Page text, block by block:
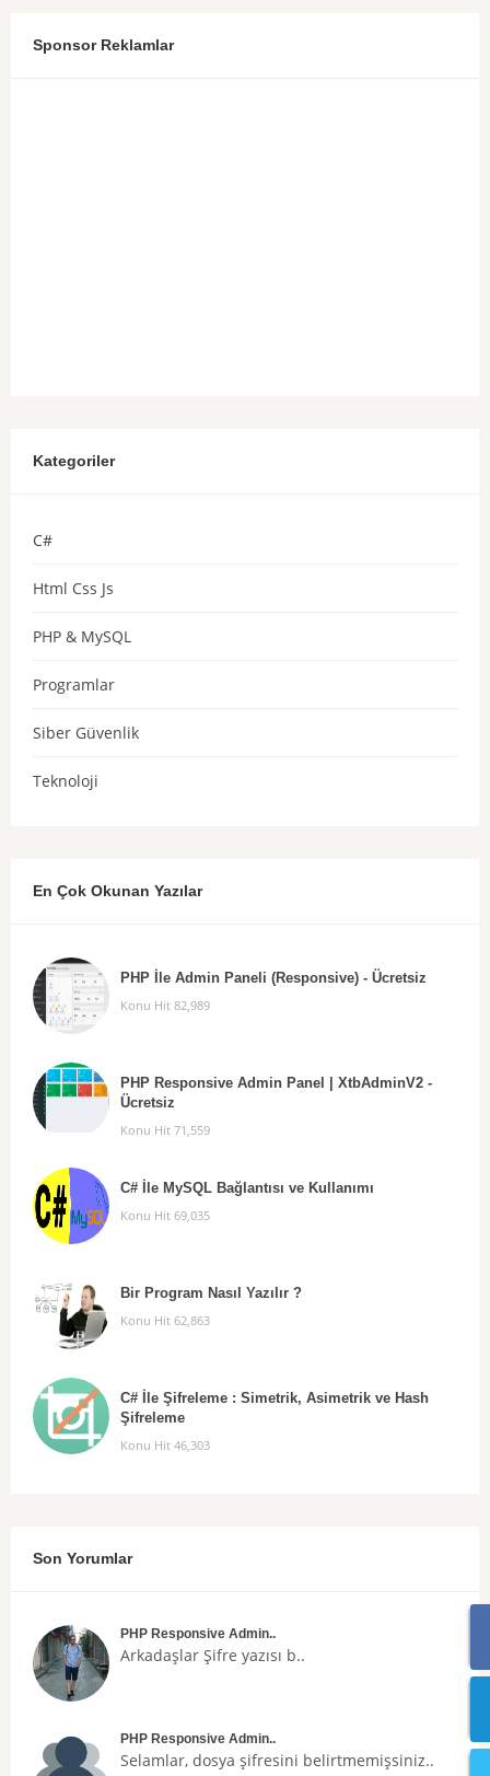
Sponsor Reklamlar
Kategoriler
C#
Html Css Js
PHP & MySQL
Programlar
Siber Güvenlik
Teknoloji
En Çok Okunan Yazılar
PHP İle Admin Paneli (Responsive) - Ücretsiz
Konu Hit 82,989
PHP Responsive Admin Panel | XtbAdminV2 -
Ücretsiz
Konu Hit 71,559
C# İle MySQL Bağlantısı ve Kullanımı
Konu Hit 69,035
Bir Program Nasıl Yazılır ?
Konu Hit 62,863
C# İle Şifreleme : Simetrik, Asimetrik ve Hash
Şifreleme
Konu Hit 46,303
Son Yorumlar
PHP Responsive Admin..
Arkadaşlar Şifre yazısı b..
PHP Responsive Admin..
Selamlar, dosya şifresini belirtmemişsiniz..